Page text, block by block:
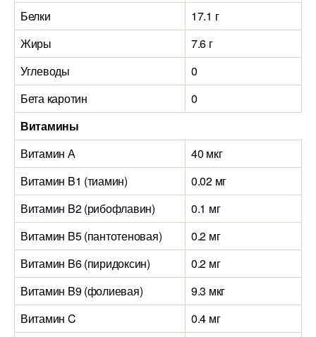
Белки
17.1 г
Жиры
7.6 г
Углеводы
0
Бета каротин
0
Витамины
Витамин А
40 мкг
Витамин B1 (тиамин)
0.02 мг
Витамин B2 (рибофлавин)
0.1 мг
Витамин B5 (пантотеновая)
0.2 мг
Витамин B6 (пиридоксин)
0.2 мг
Витамин B9 (фолиевая)
9.3 мкг
Витамин C
0.4 мг